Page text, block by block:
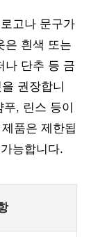
고나 문구가
은 흰색 또는
나 단추 등 금
권장합니
, 린스 등이
품은 제한됩
능합니다.